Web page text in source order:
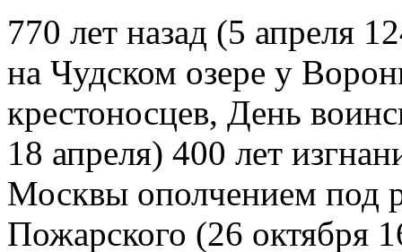
770 лет назад (5 апреля
на Чудском озере у
крестоносцев, День
18 апреля) 400 лет
Москвы ополчением под
Пожарского (26 октября